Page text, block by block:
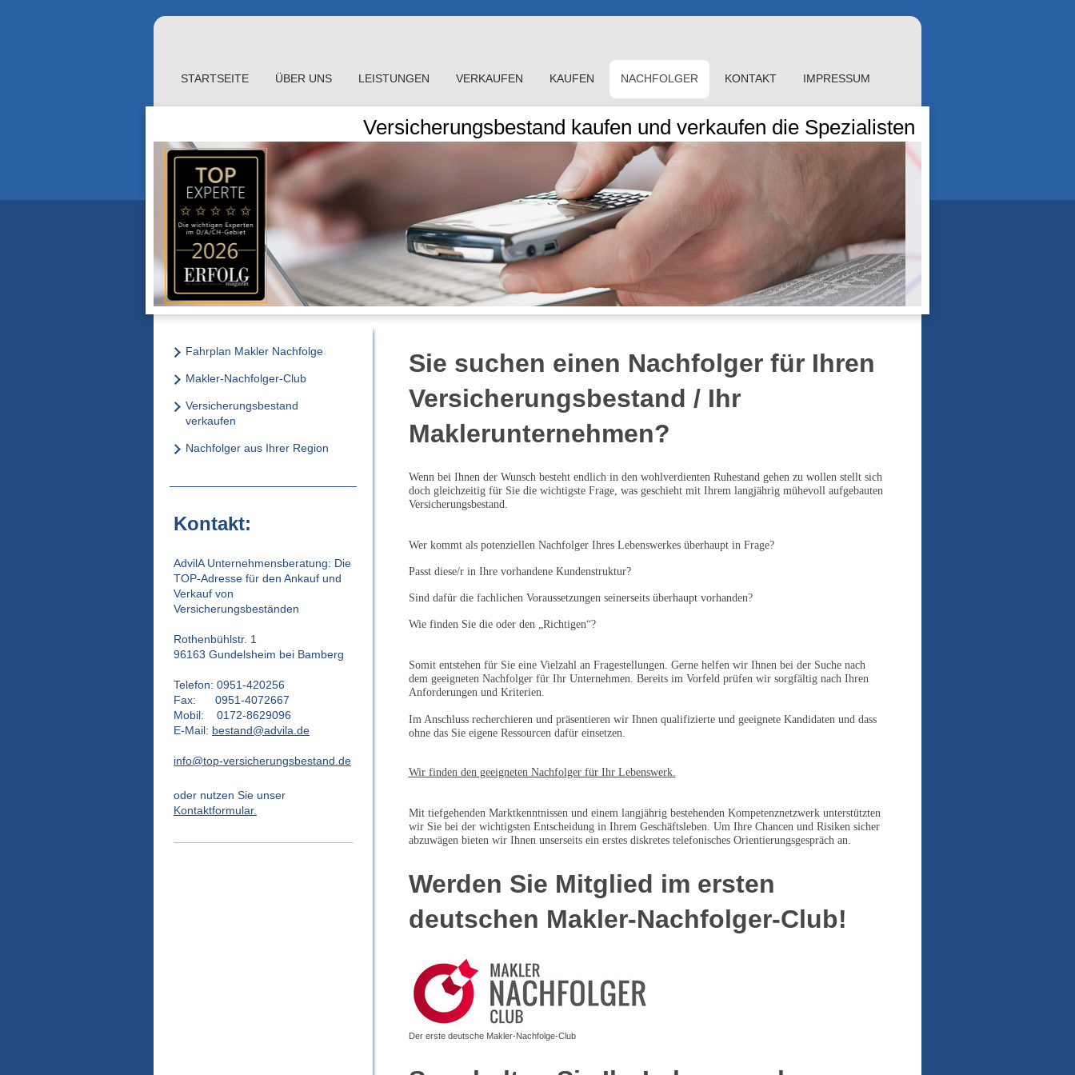
STARTSEITE ÜBER UNS LEISTUNGEN VERKAUFEN KAUFEN NACHFOLGER KONTAKT IMPRESSUM
Versicherungsbestand kaufen und verkaufen die Spezialisten
Sie suchen einen Nachfolger für Ihren
Versicherungsbestand / Ihr
Maklerunternehmen?
Wenn bei Ihnen der Wunsch besteht endlich in den wohlverdienten Ruhestand gehen zu wollen stellt sich
doch gleichzeitig für Sie die wichtigste Frage, was geschieht mit Ihrem langjährig mühevoll aufgebauten
Versicherungsbestand.
Wer kommt als potenziellen Nachfolger Ihres Lebenswerkes überhaupt in Frage?
Passt diese/r in Ihre vorhandene Kundenstruktur?
Sind dafür die fachlichen Voraussetzungen seinerseits überhaupt vorhanden?
Wie finden Sie die oder den „Richtigen“?
Somit entstehen für Sie eine Vielzahl an Fragestellungen. Gerne helfen wir Ihnen bei der Suche nach
dem geeigneten Nachfolger für Ihr Unternehmen. Bereits im Vorfeld prüfen wir sorgfältig nach Ihren
Anforderungen und Kriterien.
Im Anschluss recherchieren und präsentieren wir Ihnen qualifizierte und geeignete Kandidaten und dass
ohne das Sie eigene Ressourcen dafür einsetzen.
Wir finden den geeigneten Nachfolger für Ihr Lebenswerk.
Mit tiefgehenden Marktkenntnissen und einem langjährig bestehenden Kompetenznetzwerk unterstützten
wir Sie bei der wichtigsten Entscheidung in Ihrem Geschäftsleben. Um Ihre Chancen und Risiken sicher
abzuwägen bieten wir Ihnen unserseits ein erstes diskretes telefonisches Orientierungsgespräch an.
Werden Sie Mitglied im ersten
deutschen Makler-Nachfolger-Club!
Der erste deutsche Makler-Nachfolge-Club
Fahrplan Makler Nachfolge
Makler-Nachfolger-Club
Versicherungsbestand
verkaufen
Nachfolger aus Ihrer Region
Kontakt:
AdvilA Unternehmensberatung: Die
TOP-Adresse für den Ankauf und
Verkauf von
Versicherungsbeständen
Rothenbühlstr. 1
96163 Gundelsheim bei Bamberg
Telefon: 0951-420256
Fax: 0951-4072667
Mobil: 0172-8629096
E-Mail: bestand@advila.de
info@top-versicherungsbestand.de
oder nutzen Sie unser
Kontaktformular.